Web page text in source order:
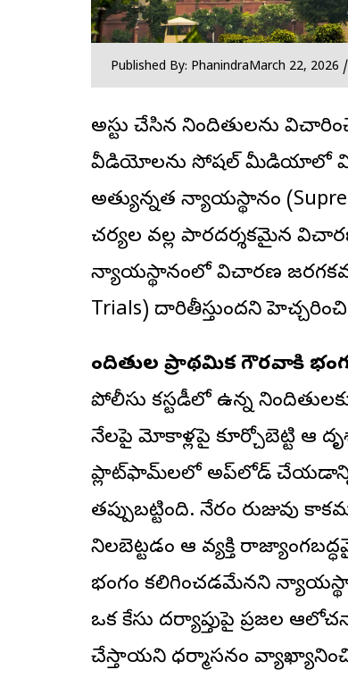
Published By: PhanindraMarch 22, 2026
అరెస్టు చేసిన నిందితులను
వీడియోలను సోషల్ మీడియాలో
అత్యున్నత న్యాయస్థానం
చర్యల వల్ల పారదర్శకమైన
న్యాయస్థానంలో విచారణ
Trials) దారితీస్తుందని
నిందితుల ప్రాథమిక గౌరవానికి
పోలీసు కస్టడీలో ఉన్న
నేలపై మోకాళ్లపై కూర్చోబెట్టి ఆ
ప్లాట్‌ఫామ్‌లలో అప్‌లోడ్
తప్పుబట్టింది. నేరం రుజువు
నిలబెట్టడం ఆ వ్యక్తి
భంగం కలిగించడమేనని
ఒక కేసు దర్యాప్తుపై ప్రజల
చేస్తాయని ధర్మాసనం